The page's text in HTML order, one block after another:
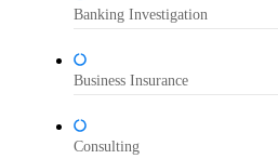
Banking Investigation
Business Insurance
Consulting